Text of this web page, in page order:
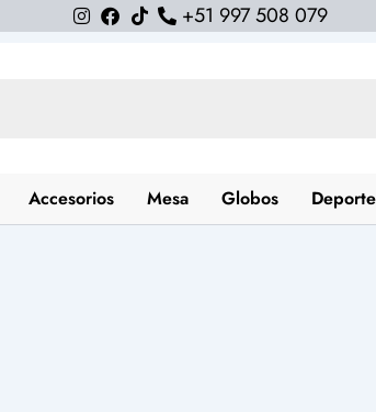
+51 997 508 079
Accesorios Mesa Globos